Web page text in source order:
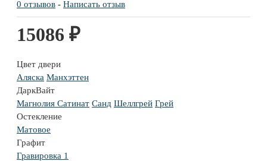
0 отзывов - Написать отзыв
15086 ₽
Цвет двери
Аляска Манхэттен
ДаркВайт
Магнолия Сатинат Санд Шеллгрей Грей
Остекление
Матовое
Графит
Гравировка 1